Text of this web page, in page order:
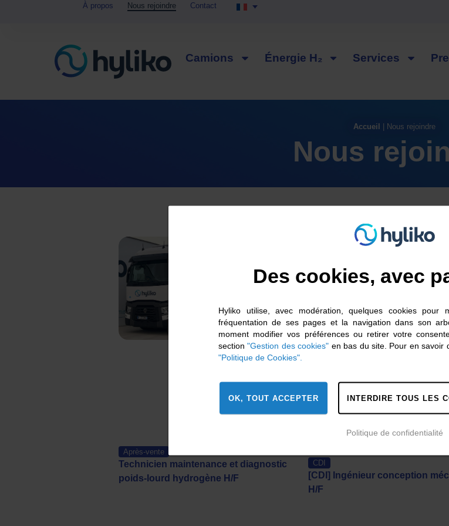
À propos Nous rejoindre Contact
Camions Énergie H₂ Services
Accueil Nous rejoindre
Nous
Technicien maintenance et diagnostic
poids-lourd hydrogène H/F
Après-vente
[CDI] Ingénieur conception
H/F
CDI
Panneau de gestion des cookies
Des cookies, avec
Hyliko utilise, avec modération, quelques cookies pour
fréquentation de ses pages et la navigation dans son
moment modifier vos préférences ou retirer votre
section"Gestion des cookies" en bas du site. Pour en savoir
"Politique de Cookies".
OK, TOUT ACCEPTER INTERDIRE TOUS LES
Politique de confidentialité